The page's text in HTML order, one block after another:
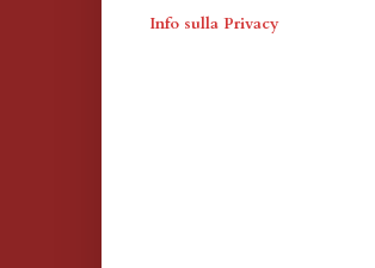
Info sulla Privacy